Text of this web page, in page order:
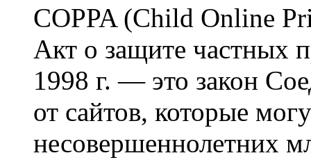
COPPA (Child Online
Акт о защите частных
1998 г. — это закон
от сайтов, которые
несовершеннолетних